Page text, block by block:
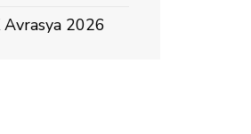
Avrasya 2026